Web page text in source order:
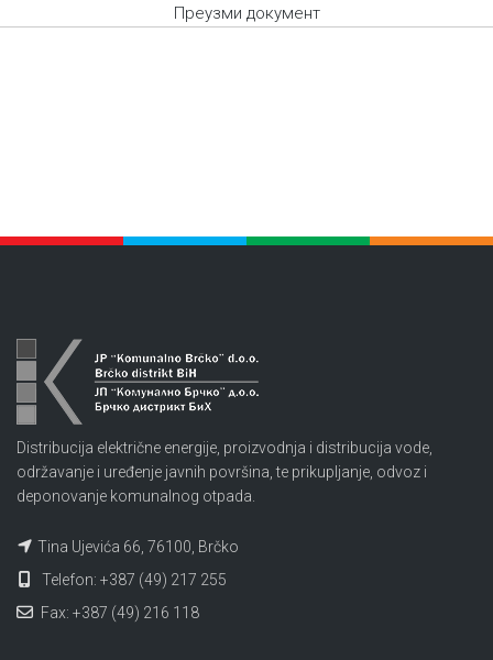
Преузми документ
Distribucija električne energije, proizvodnja i distribucija vode,
održavanje i uređenje javnih površina, te prikupljanje, odvoz i
deponovanje komunalnog otpada.
Tina Ujevića 66, 76100, Brčko
Telefon: +387 (49) 217 255
Fax: +387 (49) 216 118